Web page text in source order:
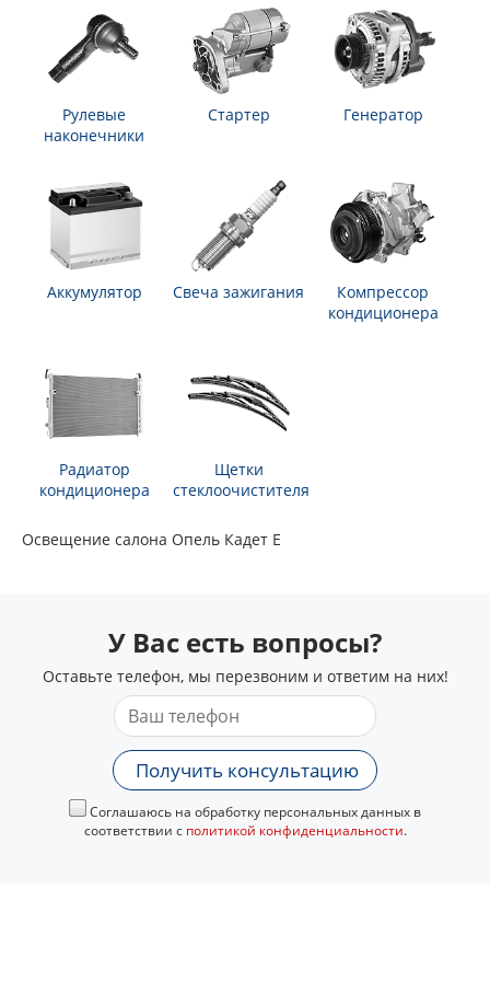
Рулевые
наконечники
Стартер Генератор
Аккумулятор Свеча зажигания
Компрессор
кондиционера
Радиатор
кондиционера
Щетки
стеклоочистителя
Освещение салона Опель Кадет Е
У Вас есть вопросы?
Оставьте телефон, мы перезвоним и ответим на них!
Получить консультацию
Соглашаюсь на обработку персональных данных в
соответствии с политикой конфиденциальности.